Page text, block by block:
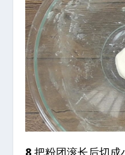
8 把粉团滚长后切成